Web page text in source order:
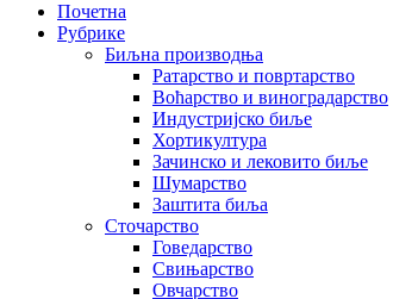
Почетна
Рубрике
Биљна производња
Ратарство и повртарство
Воћарство и виноградарство
Индустријско биље
Хортикултура
Зачинско и лековито биље
Шумарство
Заштита биља
Сточарство
Говедарство
Свињарство
Овчарство